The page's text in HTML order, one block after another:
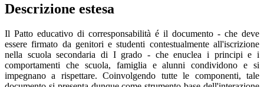
Descrizione estesa
Il Patto educativo di corresponsabilità é il documento - che deve
essere firmato da genitori e studenti contestualmente all'iscrizione
nella scuola secondaria di I grado - che enuclea i principi e i
comportamenti che scuola, famiglia e alunni condividono e si
impegnano a rispettare. Coinvolgendo tutte le componenti, tale